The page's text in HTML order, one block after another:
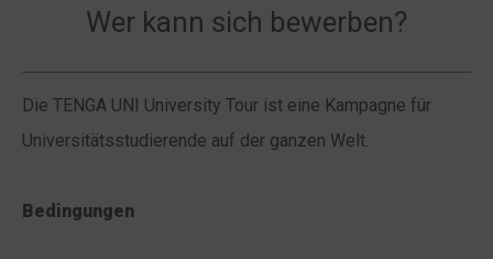
Wer kann sich bewerben?
Die TENGA UNI University Tour ist eine Kampagne für
Universitätsstudierende auf der ganzen Welt.
Bedingungen